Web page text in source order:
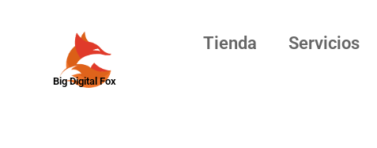
Big Digital Fox
Tienda Servicios